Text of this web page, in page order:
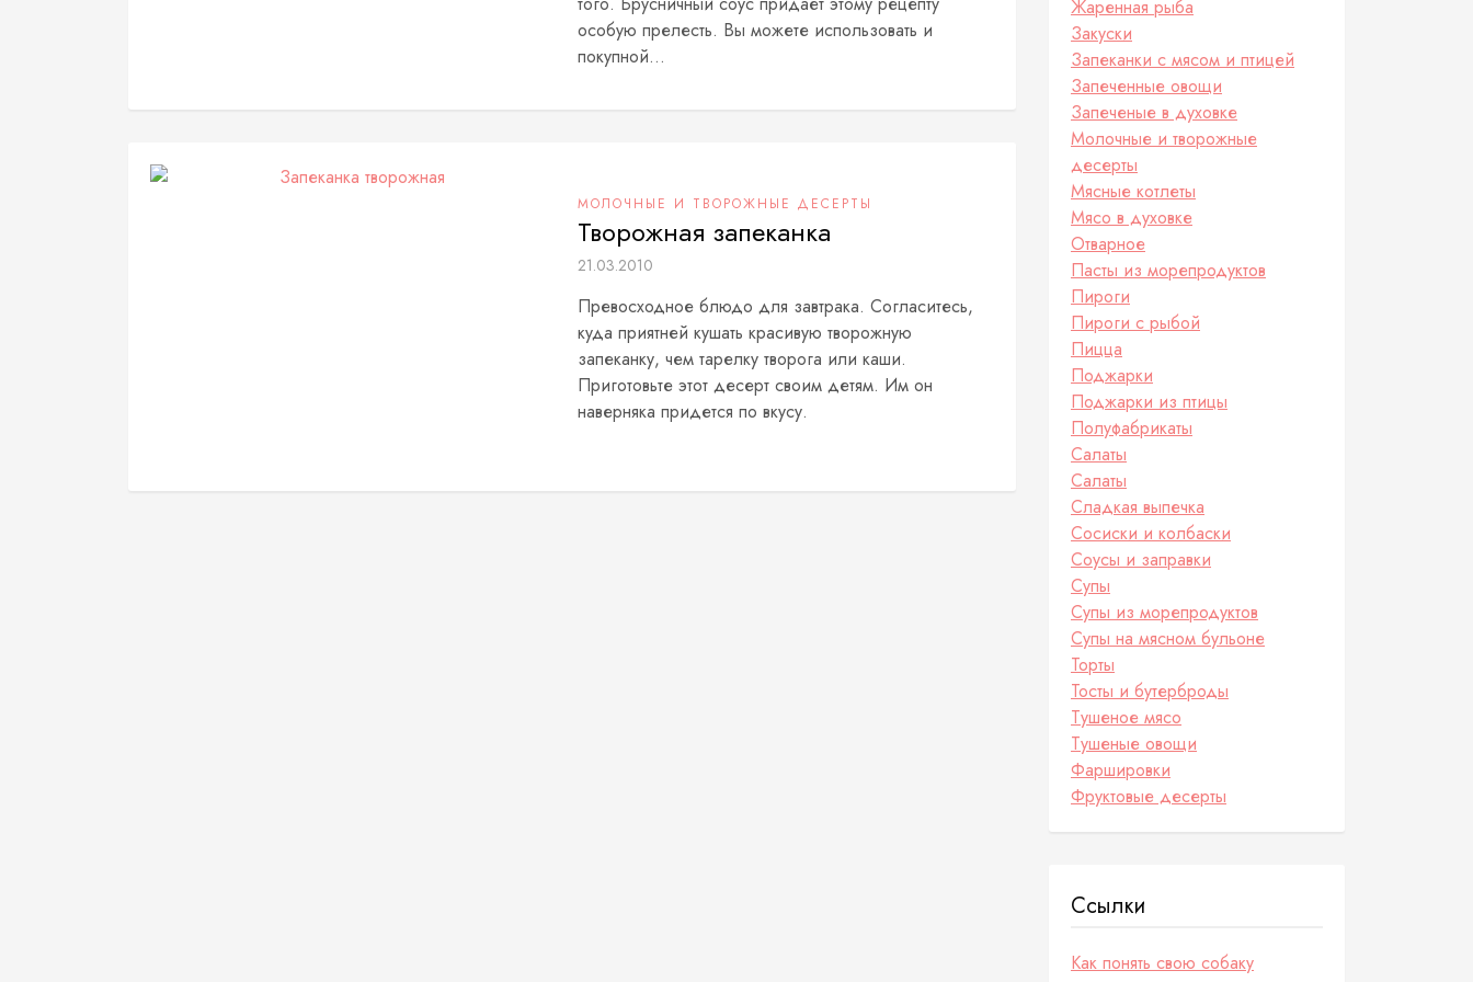
особую прелесть. Вы можете использовать и
покупной...
МОЛОЧНЫЕ И ТВОРОЖНЫЕ ДЕСЕРТЫ
Творожная запеканка
21.03.2010
Превосходное блюдо для завтрака. Согласитесь,
куда приятней кушать красивую творожную
запеканку, чем тарелку творога или каши.
Приготовьте этот десерт своим детям. Им он
наверняка придется по вкусу.
Жаренная рыба
Закуски
Запеканки с мясом и птицей
Запеченные овощи
Запеченые в духовке
Молочные и творожные
десерты
Мясные котлеты
Мясо в духовке
Отварное
Пасты из морепродуктов
Пироги
Пироги с рыбой
Пицца
Поджарки
Поджарки из птицы
Полуфабрикаты
Салаты
Салаты
Сладкая выпечка
Сосиски и колбаски
Соусы и заправки
Супы
Супы из морепродуктов
Супы на мясном бульоне
Торты
Тосты и бутерброды
Тушеное мясо
Тушеные овощи
Фаршировки
Фруктовые десерты
Ссылки
Как понять свою собаку